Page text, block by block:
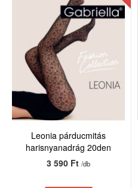
Leonia párducmitás
harisnyanadrág 20den
3 590 Ft/db